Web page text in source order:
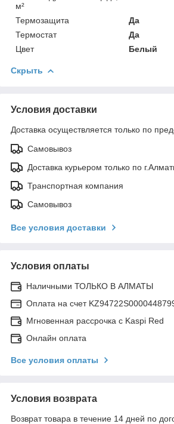
м²
Термозащита
Да
Термостат
Да
Цвет
Белый
Скрыть
Условия доставки
Доставка осуществляется только по
Самовывоз
Доставка курьером только по
Транспортная компания
Самовывоз
Все условия доставки
Условия оплаты
Наличными ТОЛЬКО В АЛМАТЫ
Оплата на счет
Мгновенная рассрочка с Kaspi Red
Онлайн оплата
Все условия оплаты
Условия возврата
Возврат товара в течение 14 дней по